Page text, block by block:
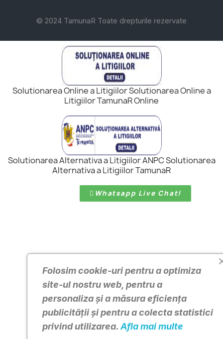
© 2024 TamunaR Toate drepturile rezervate
Solutionarea Online a Litigiilor Solutionarea Online a
Litigiilor TamunaR Online
Solutionarea Alternativa a Litigiilor ANPC Solutionarea
Alternativa a Litigiilor TamunaR
Whatsapp Live Chat!
Folosim cookie-uri pentru a optimiza
site-ul nostru web, pentru a
personaliza și a măsura eficiența
publicității și pentru a colecta statistici
privind utilizarea. Afla mai multe